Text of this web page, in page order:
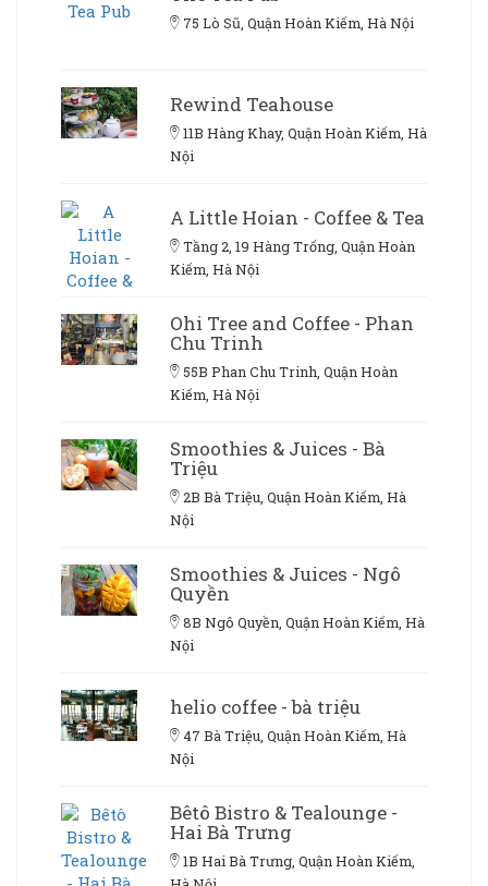
75 Lò Sũ, Quận Hoàn Kiếm, Hà Nội
Rewind Teahouse
11B Hàng Khay, Quận Hoàn Kiếm, Hà
Nội
A Little Hoian - Coffee & Tea
Tầng 2, 19 Hàng Trống, Quận Hoàn
Kiếm, Hà Nội
Ohi Tree and Coffee - Phan
Chu Trinh
55B Phan Chu Trinh, Quận Hoàn
Kiếm, Hà Nội
Smoothies & Juices - Bà
Triệu
2B Bà Triệu, Quận Hoàn Kiếm, Hà
Nội
Smoothies & Juices - Ngô
Quyền
8B Ngô Quyền, Quận Hoàn Kiếm, Hà
Nội
helio coffee - bà triệu
47 Bà Triệu, Quận Hoàn Kiếm, Hà
Nội
Bêtô Bistro & Tealounge -
Hai Bà Trưng
1B Hai Bà Trưng, Quận Hoàn Kiếm,